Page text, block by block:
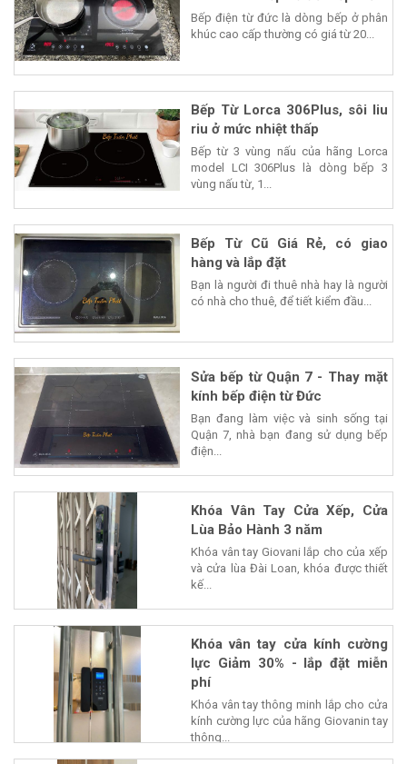
Bếp điện từ đức là dòng bếp ở phân
khúc cao cấp thường có giá từ 20...
Bếp Từ Lorca 306Plus, sôi liu
riu ở mức nhiệt thấp
Bếp từ 3 vùng nấu của hãng Lorca
model LCI 306Plus là dòng bếp 3
vùng nấu từ, 1...
Bếp Từ Cũ Giá Rẻ, có giao
hàng và lắp đặt
Bạn là người đi thuê nhà hay là người
có nhà cho thuê, để tiết kiểm đầu...
Sửa bếp từ Quận 7 - Thay mặt
kính bếp điện từ Đức
Bạn đang làm việc và sinh sống tại
Quận 7, nhà bạn đang sử dụng bếp
điện...
Khóa Vân Tay Cửa Xếp, Cửa
Lùa Bảo Hành 3 năm
Khóa vân tay Giovani lắp cho của xếp
và cửa lùa Đài Loan, khóa được thiết
kế...
Khóa vân tay cửa kính cường
lực Giảm 30% - lắp đặt miễn
phí
Khóa vân tay thông minh lắp cho cửa
kính cường lực của hãng Giovanin tay
thông...